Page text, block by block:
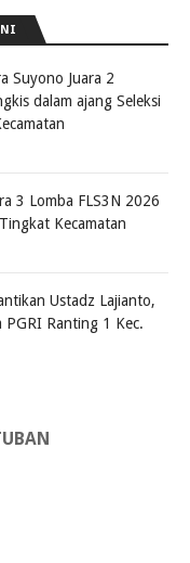
Suyono Juara 2
dalam ajang Seleksi
3 Lomba FLS3N 2026
Kecamatan
Ustadz Lajianto,
PGRI Ranting 1 Kec.